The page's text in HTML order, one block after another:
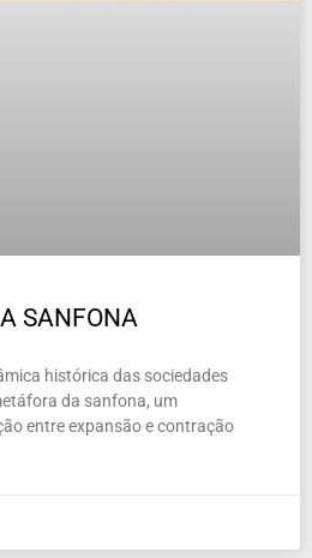
SANFONA
histórica das sociedades
da sanfona, um
entre expansão e contração